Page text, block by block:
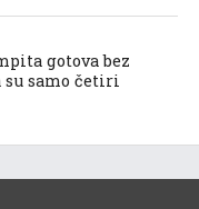
gotova bez
su samo četiri